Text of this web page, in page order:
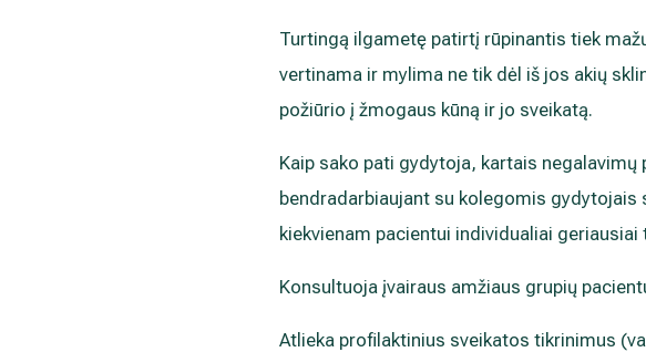
Turtingą ilgametę patirtį rūpinantis tiek
vertinama ir mylima ne tik dėl iš jos akių
požiūrio į žmogaus kūną ir jo sveikatą.
Kaip sako pati gydytoja, kartais
bendradarbiaujant su kolegomis
kiekvienam pacientui individualiai
Konsultuoja įvairaus amžiaus grupių
Atlieka profilaktinius sveikatos tikrinimus